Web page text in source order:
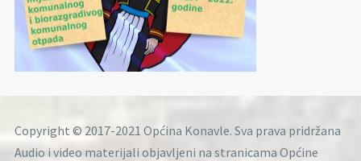
Copyright © 2017-2021 Općina Konavle. Sva prava pridržana
Audio i video materijali objavljeni na stranicama Općine